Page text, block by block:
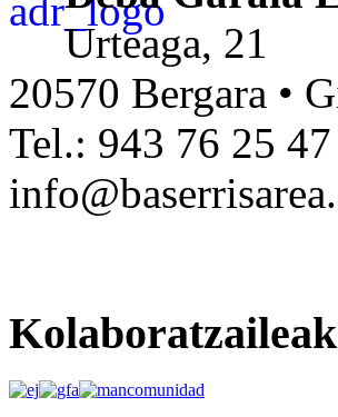
Urteaga, 21
20570 Bergara •
Tel.: 943 76 25
Kolaboratzaileak